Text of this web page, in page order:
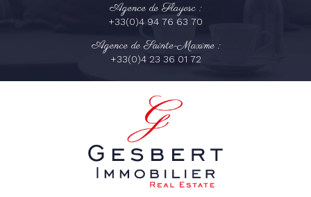
Agence de Flayosc :
+33(0)4 94 76 63 70
Agence de Sainte-Maxime :
+33(0)4 23 36 01 72